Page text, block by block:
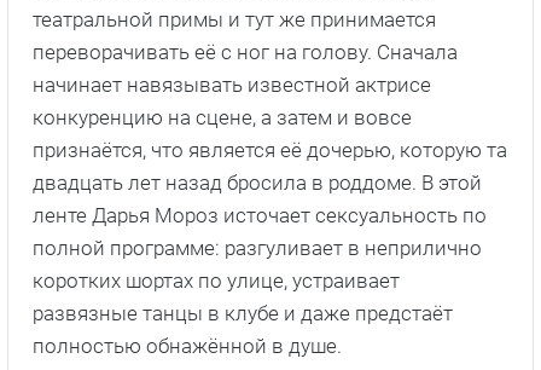
театральной примы и тут же принимается
переворачивать её с ног на голову. Сначала
начинает навязывать известной актрисе
конкуренцию на сцене, а затем и вовсе
признаётся, что является её дочерью, которую та
двадцать лет назад бросила в роддоме. В этой
ленте Дарья Мороз источает сексуальность по
полной программе: разгуливает в неприлично
коротких шортах по улице, устраивает
развязные танцы в клубе и даже предстаёт
полностью обнажённой в душе.